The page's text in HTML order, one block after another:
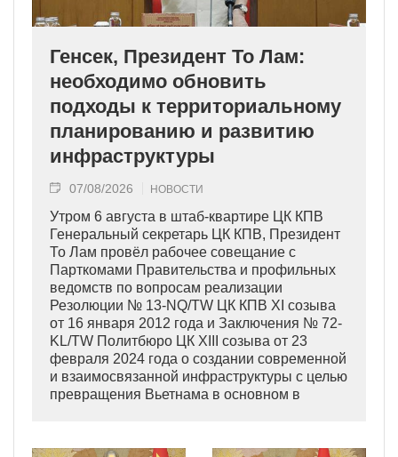
Генсек, Президент То Лам:
необходимо обновить
подходы к территориальному
планированию и развитию
инфраструктуры
07/08/2026 НОВОСТИ
Утром 6 августа в штаб-квартире ЦК КПВ
Генеральный секретарь ЦК КПВ, Президент
То Лам провёл рабочее совещание с
Парткомами Правительства и профильных
ведомств по вопросам реализации
Резолюции № 13-NQ/TW ЦК КПВ XI созыва
от 16 января 2012 года и Заключения № 72-
KL/TW Политбюро ЦК XIII созыва от 23
февраля 2024 года о создании современной
и взаимосвязанной инфраструктуры с целью
превращения Вьетнама в основном в